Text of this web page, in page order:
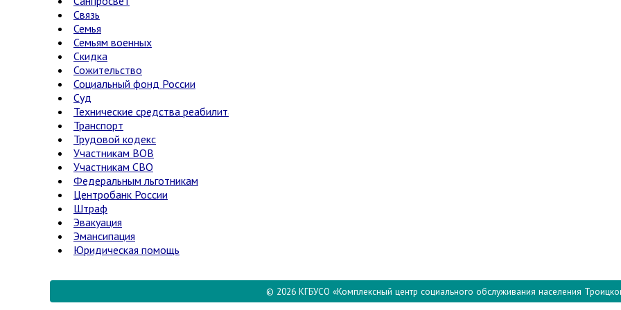
Связь
Семья
Семьям военных
Скидка
Сожительство
Социальный фонд России
Суд
Технические средства реабилитации
Транспорт
Трудовой кодекс
Участникам ВОВ
Участникам СВО
Федеральным льготникам
Центробанк России
Штраф
Эвакуация
Эмансипация
Юридическая помощь
© 2026 КГБУСО «Комплексный центр социального обслуживания населения